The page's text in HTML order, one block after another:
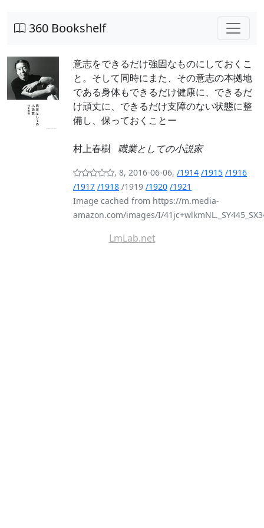
360 Bookshelf
意志をできるだけ強固なものにしておくこ
と。そして同時にまた、その意志の本拠地
である身体もできるだけ健康に、できるだ
け頑丈に、できるだけ支障のない状態に整
備し、保っておくことー
村上春樹 職業としての小説家
, 8, 2016-06-06, /1914 /1915 /1916
/1917 /1918 /1919 /1920 /1921
Image cached from https://m.media-
amazon.com/images/I/
LmLab.net